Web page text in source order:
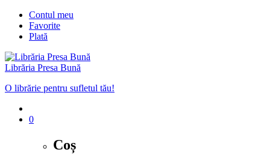
Contul meu
Favorite
Plată
Librăria Presa Bună
O librărie pentru sufletul tău!
0
Coș